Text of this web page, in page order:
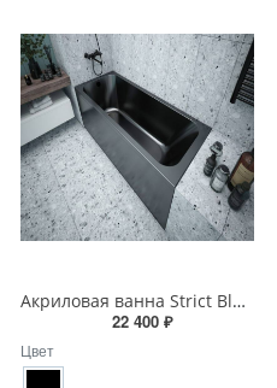
Акриловая ванна Strict Black ,черная
22 400 ₽
Цвет